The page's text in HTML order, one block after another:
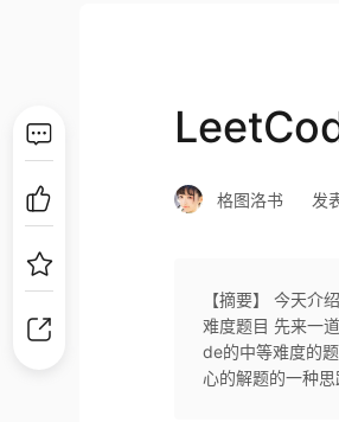
格图洛书 发
【摘要】 今天介
难度题目 先来一
de的中等难度的
心的解题的一种